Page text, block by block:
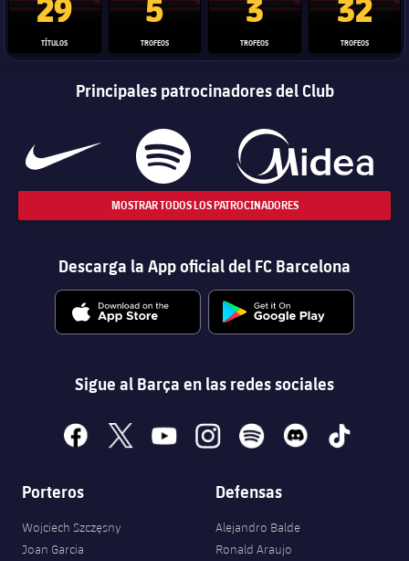
TÍTULOS TROFEOS TROFEOS TROFEOS
Principales patrocinadores del Club
MOSTRAR TODOS LOS PATROCINADORES
Descarga la App oficial del FC Barcelona
Sigue al Barça en las redes sociales
facebook
x youtubeinstagramspotify discord tiktok
Porteros
Wojciech Szczęsny
Joan Garcia
Defensas
Alejandro Balde
Ronald Araujo